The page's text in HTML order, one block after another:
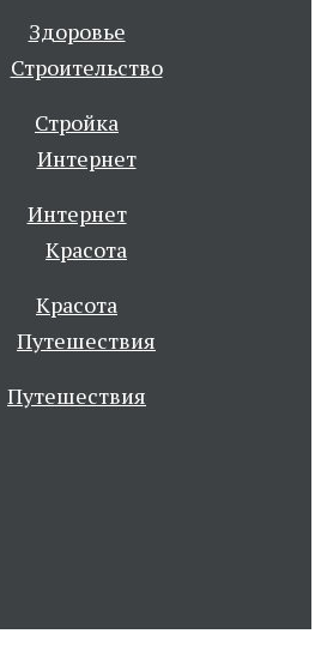
Здоровье
Стройка
Интернет
Красота
Путешествия